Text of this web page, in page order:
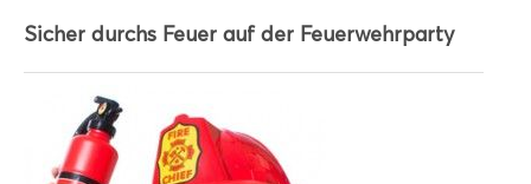
Sicher durchs Feuer auf der Feuerwehrparty